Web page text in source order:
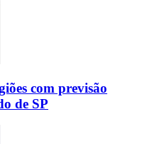
com previsão
de SP